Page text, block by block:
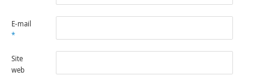
E-mail
*
Site
web